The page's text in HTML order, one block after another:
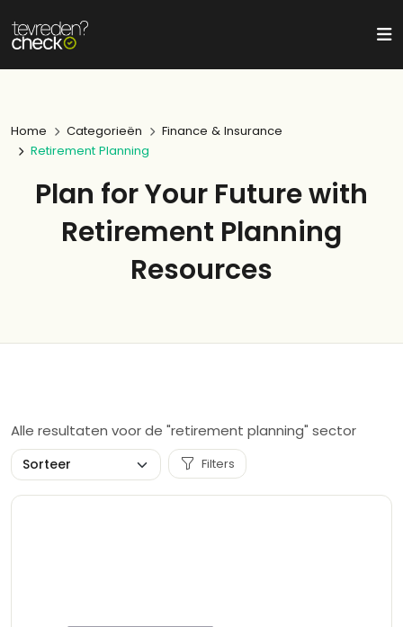
Home Categorieën
Finance & Insurance
Retirement Planning
Plan for Your Future with
Retirement Planning
Resources
Alle resultaten voor de "retirement planning" sector
Filters